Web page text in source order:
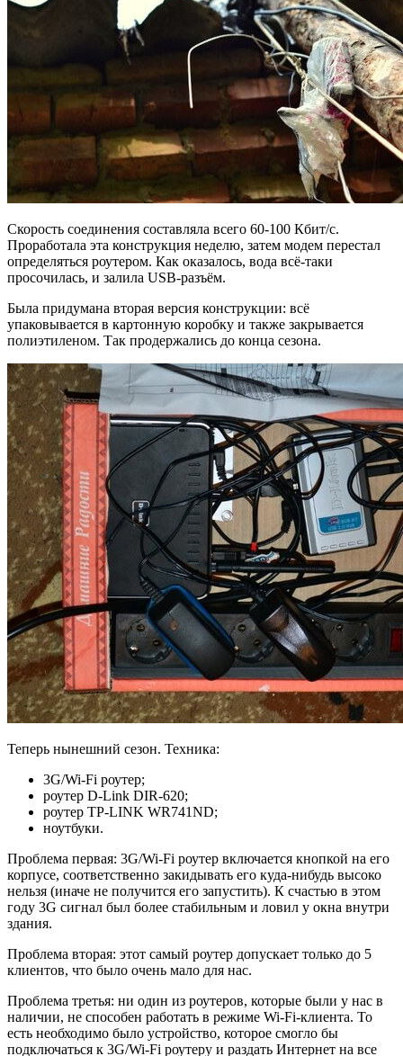
Скорость соединения составляла всего 60-100 Кбит/с.
Проработала эта конструкция неделю, затем модем перестал
определяться роутером. Как оказалось, вода всё-таки
просочилась, и залила USB-разъём.
Была придумана вторая версия конструкции: всё
упаковывается в картонную коробку и также закрывается
полиэтиленом. Так продержались до конца сезона.
Теперь нынешний сезон. Техника:
3G/Wi-Fi роутер;
роутер D-Link DIR-620;
роутер TP-LINK WR741ND;
ноутбуки.
Проблема первая: 3G/Wi-Fi роутер включается кнопкой на его
корпусе, соответственно закидывать его куда-нибудь высоко
нельзя (иначе не получится его запустить). К счастью в этом
году 3G сигнал был более стабильным и ловил у окна внутри
здания.
Проблема вторая: этот самый роутер допускает только до 5
клиентов, что было очень мало для нас.
Проблема третья: ни один из роутеров, которые были у нас в
наличии, не способен работать в режиме Wi-Fi-клиента. То
есть необходимо было устройство, которое смогло бы
подключаться к 3G/Wi-Fi роутеру и раздать Интернет на все